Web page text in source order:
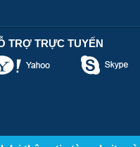
TRỢ TRỰC TUYẾN